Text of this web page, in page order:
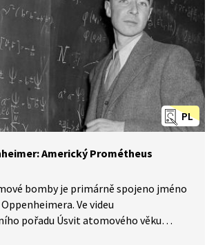
čelit. Mimo jiné zjistíme i to, jaký je
uranu 235 a 238.
PL
Americký Prométheus
bomby je primárně spojeno jméno
Ve videu
pořadu Úsvit atomového věku